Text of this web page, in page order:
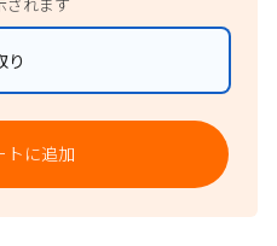
されます
り
トに追加